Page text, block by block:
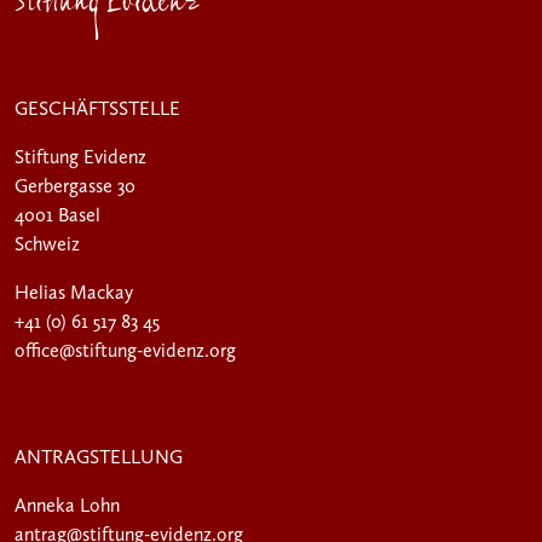
GESCHÄFTSSTELLE
Stiftung Evidenz
Gerbergasse 30
4001 Basel
Schweiz
Helias Mackay
+41 (0) 61 517 83 45
office@stiftung-evidenz.org
ANTRAGSTELLUNG
Anneka Lohn
antrag@stiftung-evidenz.org